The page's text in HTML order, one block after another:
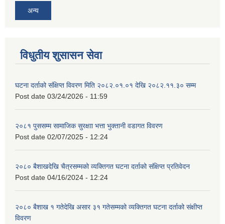
अन्य
विधुतीय शुसासन सेवा
घटना दर्ताको संक्षिप्त विवरण मिति २०८२.०१.०१ देखि २०८२.११.३० सम्म
Post date 03/24/2026 - 11:59
२०८१ पुससम्म सामाजिक सुरक्षाा भत्ता भुक्तानी वडागत विवरण
Post date 02/07/2025 - 12:24
२०८० बैशाखदेखि चैत्रसम्मको व्यक्तिगत घटना दर्ताको संक्षिप्त प्रतिवेदन
Post date 04/16/2024 - 12:24
२०८० बैशाख १ गतेदेखि असार ३१ गतेसम्मको व्यक्तिगत घटना दर्ताको संक्षीप्त
विवरण